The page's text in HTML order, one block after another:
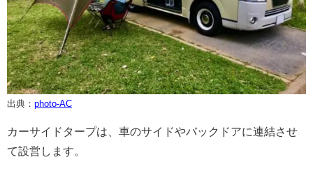
出典： photo-AC
カーサイドタープは、車のサイドやバックドアに連結させ
て設営します。